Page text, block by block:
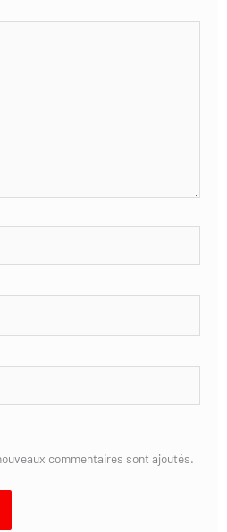
commentaires sont ajoutés.